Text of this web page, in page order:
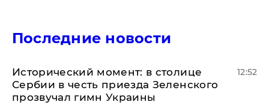
Последние новости
Исторический момент: в столице
Сербии в честь приезда Зеленского
прозвучал гимн Украины
12:52